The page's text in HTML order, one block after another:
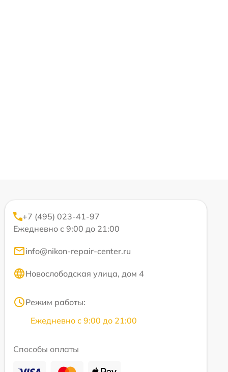
+7 (495) 023-41-97
Ежедневно с 9:00 до 21:00
info@nikon-repair-center.ru
Новослободская улица, дом 4
Режим работы:
Ежедневно с 9:00 до 21:00
Способы оплаты